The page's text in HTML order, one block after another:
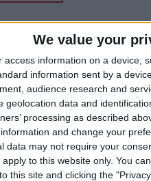
We value your
access information on a device,
information sent by a
audience research and
data and
processing as described
and change your
data may not require your
to this website only. You
this site and clicking the
,Ligue 1,Monaco-Paris SG